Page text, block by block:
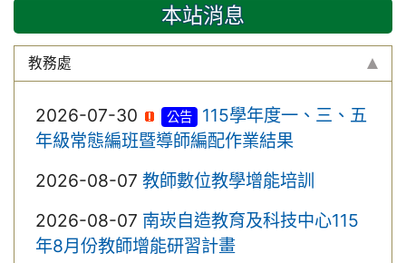
本站消息
教務處
2026-07-30 公告
115學年度一、三、五
年級常態編班暨導師編配作業結果
2026-08-07 教師數位教學增能培訓
2026-08-07 南崁自造教育及科技中心115
年8月份教師增能研習計畫